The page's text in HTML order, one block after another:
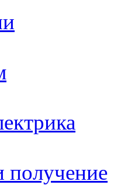
получение